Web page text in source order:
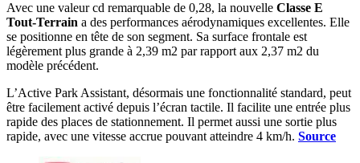
Avec une valeur cd remarquable de 0,28, la nouvelle Classe E
Tout-Terrain a des performances aérodynamiques excellentes. Elle
se positionne en tête de son segment. Sa surface frontale est
légèrement plus grande à 2,39 m2 par rapport aux 2,37 m2 du
modèle précédent.
L’Active Park Assistant, désormais une fonctionnalité standard, peut
être facilement activé depuis l’écran tactile. Il facilite une entrée plus
rapide des places de stationnement. Il permet aussi une sortie plus
rapide, avec une vitesse accrue pouvant atteindre 4 km/h. Source